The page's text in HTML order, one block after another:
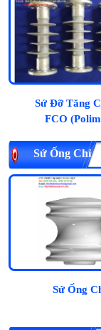
Sứ Đỡ Tăng
FCO
Sứ Ống Chỉ
Sứ Ống